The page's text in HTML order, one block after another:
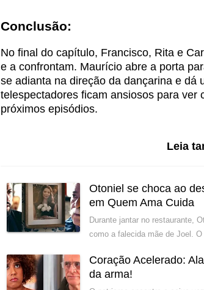
Conclusão:
No final do capítulo, Francisco, Rita e
e a confrontam. Maurício abre a porta
se adianta na direção da dançarina e dá
telespectadores ficam ansiosos para ver
próximos episódios.
Leia
Otoniel se choca ao
em Quem Ama Cuida
Durante jantar no restaurante,
como a falecida mãe de Joel.
Coração Acelerado:
da arma!